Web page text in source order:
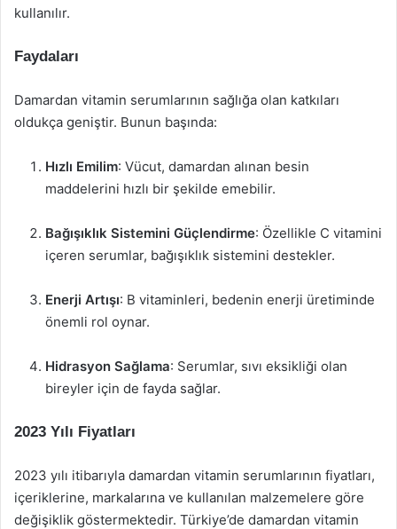
kullanılır.
Faydaları
Damardan vitamin serumlarının sağlığa olan katkıları
oldukça geniştir. Bunun başında:
Hızlı Emilim: Vücut, damardan alınan besin
maddelerini hızlı bir şekilde emebilir.
Bağışıklık Sistemini Güçlendirme: Özellikle C vitamini
içeren serumlar, bağışıklık sistemini destekler.
Enerji Artışı: B vitaminleri, bedenin enerji üretiminde
önemli rol oynar.
Hidrasyon Sağlama: Serumlar, sıvı eksikliği olan
bireyler için de fayda sağlar.
2023 Yılı Fiyatları
2023 yılı itibarıyla damardan vitamin serumlarının fiyatları,
içeriklerine, markalarına ve kullanılan malzemelere göre
değişiklik göstermektedir. Türkiye’de damardan vitamin